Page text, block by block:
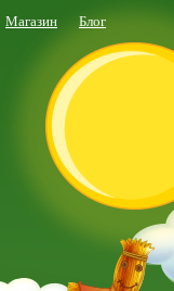
Магазин Блог